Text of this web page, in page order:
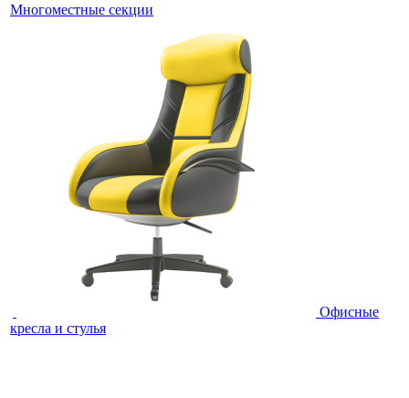
Многоместные секции
Офисные
кресла и стулья